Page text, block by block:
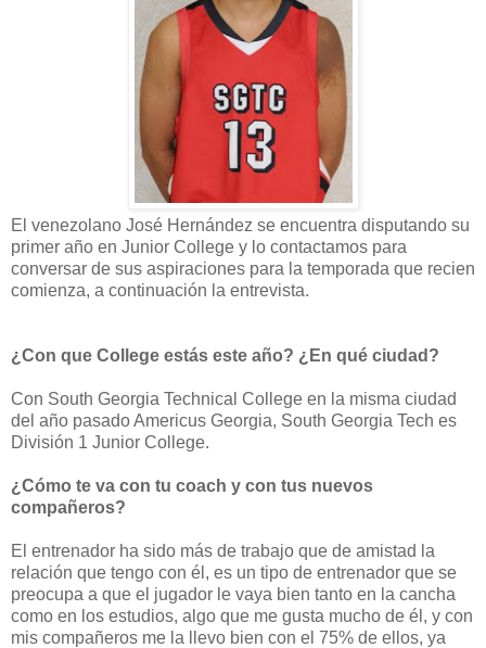
El venezolano José Hernández se encuentra disputando su
primer año en Junior College y lo contactamos para
conversar de sus aspiraciones para la temporada que recien
comienza, a continuación la entrevista.
¿Con que College estás este año? ¿En qué ciudad?
Con South Georgia Technical College en la misma ciudad
del año pasado Americus Georgia, South Georgia Tech es
División 1 Junior College.
¿Cómo te va con tu coach y con tus nuevos
compañeros?
El entrenador ha sido más de trabajo que de amistad la
relación que tengo con él, es un tipo de entrenador que se
preocupa a que el jugador le vaya bien tanto en la cancha
como en los estudios, algo que me gusta mucho de él, y con
mis compañeros me la llevo bien con el 75% de ellos, ya